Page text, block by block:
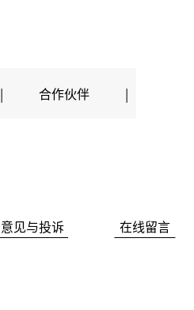
| 合作伙伴 |
意见与投诉 在线留言